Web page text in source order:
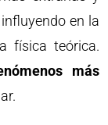
en la
física teórica.
más